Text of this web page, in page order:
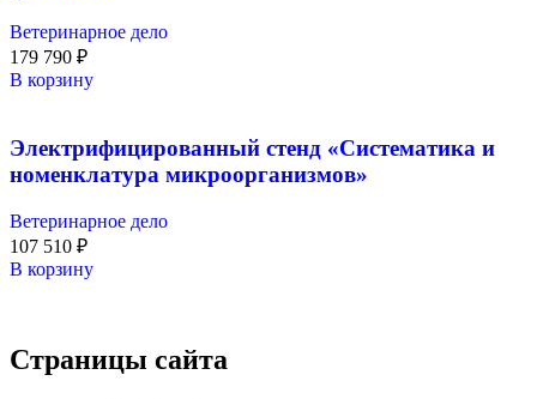
Ветеринарное дело
179 790 ₽
В корзину
Электрифицированный стенд «Систематика и
номенклатура микроорганизмов»
Ветеринарное дело
107 510 ₽
В корзину
Страницы сайта